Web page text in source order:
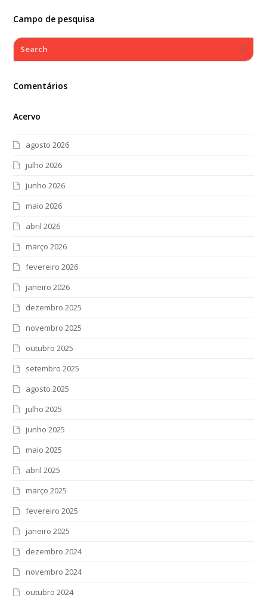
Campo de pesquisa
Search
Comentários
Acervo
agosto 2026
julho 2026
junho 2026
maio 2026
abril 2026
março 2026
fevereiro 2026
janeiro 2026
dezembro 2025
novembro 2025
outubro 2025
setembro 2025
agosto 2025
julho 2025
junho 2025
maio 2025
abril 2025
março 2025
fevereiro 2025
janeiro 2025
dezembro 2024
novembro 2024
outubro 2024